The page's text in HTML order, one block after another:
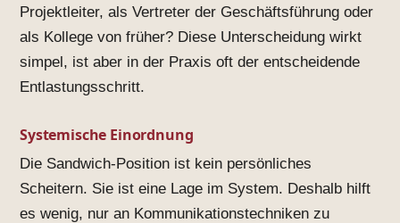
Projektleiter, als Vertreter der Geschäftsführung oder
als Kollege von früher? Diese Unterscheidung wirkt
simpel, ist aber in der Praxis oft der entscheidende
Entlastungsschritt.
Systemische Einordnung
Die Sandwich-Position ist kein persönliches
Scheitern. Sie ist eine Lage im System. Deshalb hilft
es wenig, nur an Kommunikationstechniken zu